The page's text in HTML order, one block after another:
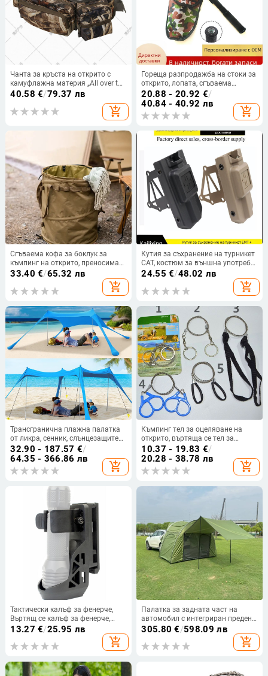
Чанта за кръста на открито с
камуфлажна материя „All over the
sky“, дишаща спортна чанта,
фланелена чанта за кръста,
чанта за аксесоари за къмпинг,
40.58 €/79.37 лв
add_shopping_cart
Гореща разпродажба на стоки за
открито, лопата, сгъваема
лопата, малка с компас,
сгъваема лопата за къмпинг,
преносима сгъваема лопата за
риболов
20.88 - 20.92 €/
40.84 - 40.92 лв
add_shopping_cart
Сгъваема кофа за боклук за
къмпинг на открито, преносима
кофа за съхранение на мръсни
съхранение на риболов на
33.40 €/65.32 лв
add_shopping_cart
Кутия за съхранение на турникет
CAT, костюм за външна употреба,
Molle тактическа скоба за бързо
издърпване, многофункционална
скоба, капак
24.55 €/48.02 лв
add_shopping_cart
Трансгранична плажна палатка
от ликра, сенник, слънцезащитен
крем, хладна външна плажна
палатка, къмпинг, риболовен
сенник
32.90 - 187.57 €/
64.35 - 366.86 лв
add_shopping_cart
Къмпинг тел за оцеляване на
открито, въртяща се тел за
оцеляване на 360 градуса,
многофункционална верижна
трион SOS комплект тел за
оцеляване
10.37 - 19.83 €/
20.28 - 38.78 лв
add_shopping_cart
Тактически калъф за фенерче,
Въртящ се калъф за фенерче,
Калъф за фенерче, Калъф за
спрей, Калъф за фенерче със
силна светлина, Калъф за
люлееща се дръжка
13.27 €/25.95 лв
add_shopping_cart
Палатка за задната част на
автомобил с интегриран преден
салон и задна палатка,
разширение с мрежест навес,
размери 3 × 1,5 × 2,1 м
305.80 €/598.09 лв
add_shopping_cart